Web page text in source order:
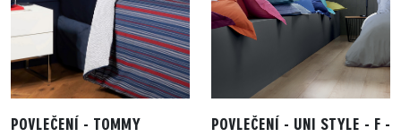
POVLEČENÍ - TOMMY
POVLEČENÍ - UNI STYLE - F -